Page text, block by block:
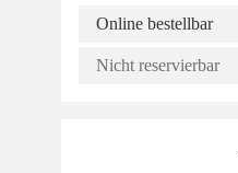
Online bestellbar
Nicht reservierbar